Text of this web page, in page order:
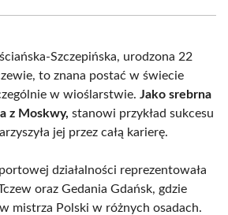
Szczepińska, urodzona 22
to znana postać w świecie
w wioślarstwie. Jako srebrna
z Moskwy, stanowi przykład sukcesu
jej przez całą karierę.
działalności reprezentowała
oraz Gedania Gdańsk, gdzie
mistrza Polski w różnych osadach.